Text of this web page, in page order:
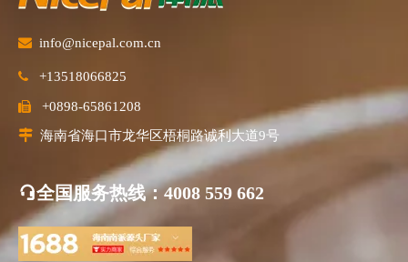
 info@nicepal.com.cn
 +13518066825
 +0898-65861208
 海南省海口市龙华区梧桐路诚利大道9号
全国服务热线：4008 559 662